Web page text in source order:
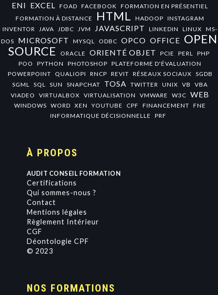
ENI EXCEL FOAD FACEBOOK FORMATION EN PRÉSENTIEL
FORMATION À DISTANCE
HTML HADOOP INSTAGRAM
INVENTOR JAVA JDBC JVM JAVASCRIPT LINKEDIN LINUX MS-
DOS
MICROSOFT MYSQL ODBC OPCO OFFICE OPEN
SOURCE
ORACLE ORIENTÉ OBJET PCIE PERL PHP
POO
PYTHON PHOTOSHOP PLATEFORME D'ÉVALUATION
POWERPOINT
QUALIOPI RNCP REVIT RÉSEAUX SOCIAUX SGDB
SGML SQL SUN SNAPCHAT TOSA TWITTER UNIX VB
VBA
VIADEO
VIRTUALBOX VIRTUALISATION VMWARE W3C WEB
WINDOWS WORD XEN YOUTUBE CPF FINANCEMENT FNE
INFORMATIQUE DÉCISIONNELLE
PRF
À PROPOS
AUDIT CONSEIL FORMATION
Certifications
Qui sommes-nous ?
Contact
Mentions légales
Règlement Intérieur
CGF
Déontologie CPF
© 2023
NOS FORMATIONS